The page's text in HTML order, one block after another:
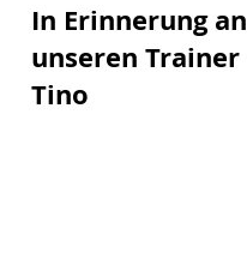
In Erinnerung an
unseren Trainer
Tino